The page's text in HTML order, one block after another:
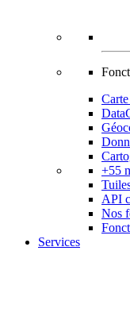
+55
API
Nos
Services